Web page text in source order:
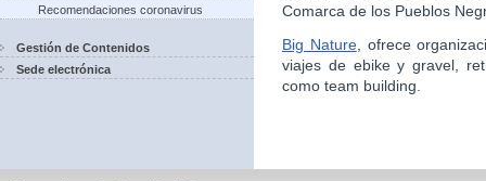
Recomendaciones coronavirus
Gestión de Contenidos
Sede electrónica
Comarca de los Pueblos
Big Nature, ofrece
viajes de ebike y gravel,
como team building.